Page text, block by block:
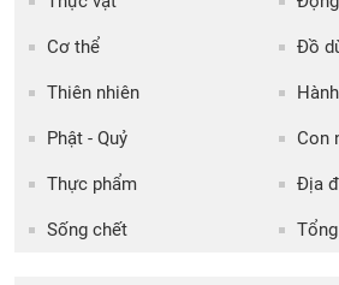
Cơ thể Đồ
Thiên nhiên
Phật - Quỷ Con
Thực phẩm Địa
Sống chết